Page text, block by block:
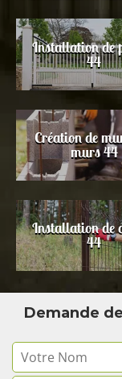
Installation de
44
Création de
murs 44
Installation de
44
Demande